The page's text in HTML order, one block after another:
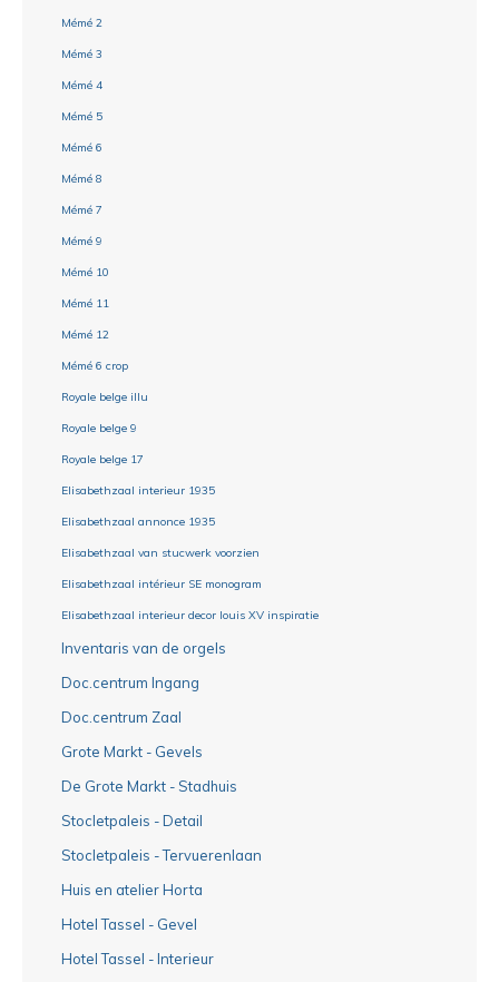
Mémé 2
Mémé 3
Mémé 4
Mémé 5
Mémé 6
Mémé 8
Mémé 7
Mémé 9
Mémé 10
Mémé 11
Mémé 12
Mémé 6 crop
Royale belge illu
Royale belge 9
Royale belge 17
Elisabethzaal interieur 1935
Elisabethzaal annonce 1935
Elisabethzaal van stucwerk voorzien
Elisabethzaal intérieur SE monogram
Elisabethzaal interieur decor louis XV inspiratie
Inventaris van de orgels
Doc.centrum Ingang
Doc.centrum Zaal
Grote Markt - Gevels
De Grote Markt - Stadhuis
Stocletpaleis - Detail
Stocletpaleis - Tervuerenlaan
Huis en atelier Horta
Hotel Tassel - Gevel
Hotel Tassel - Interieur